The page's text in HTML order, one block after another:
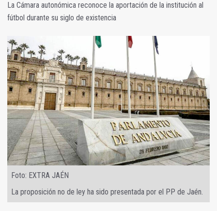
La Cámara autonómica reconoce la aportación de la institución al
fútbol durante su siglo de existencia
Foto: EXTRA JAÉN
La proposición no de ley ha sido presentada por el PP de Jaén.